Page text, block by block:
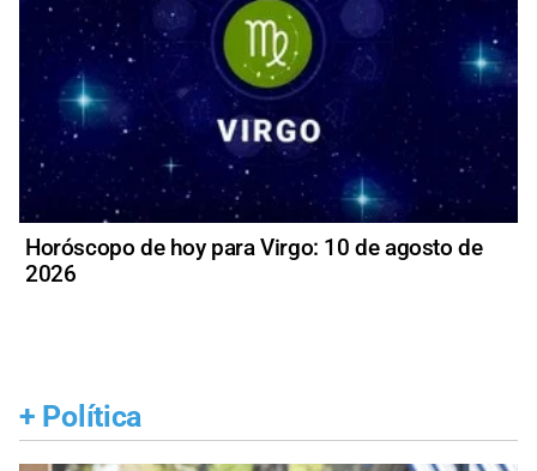
Horóscopo de hoy para Virgo: 10 de agosto de
2026
+ Política